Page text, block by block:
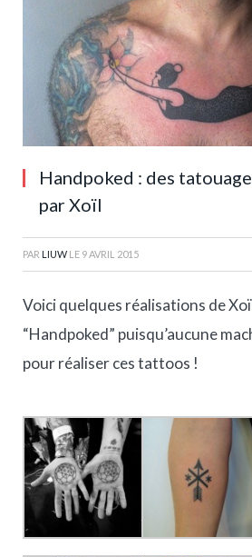
Handpoked : des
par Xoïl
PAR LIUW LE 9 AVRIL 2015
Voici quelques réalisations de
“Handpoked” puisqu’aucune
pour réaliser ces tattoos !